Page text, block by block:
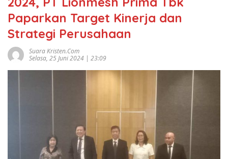
Paparkan Target Kinerja dan
Strategi Perusahaan
Suara Kristen.com
Selasa, 25 Juni 2024 | 23:09